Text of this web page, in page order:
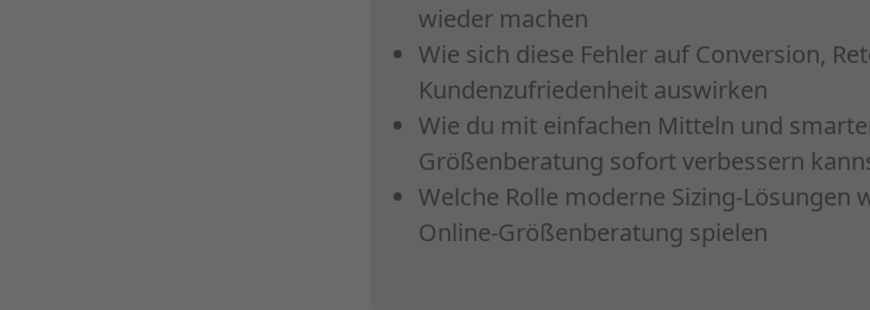
wieder machen
Wie sich diese Fehler auf Conversion,
Kundenzufriedenheit auswirken
Wie du mit einfachen Mitteln und
Größenberatung sofort verbessern
Welche Rolle moderne Sizing-Lösungen
Online-Größenberatung spielen